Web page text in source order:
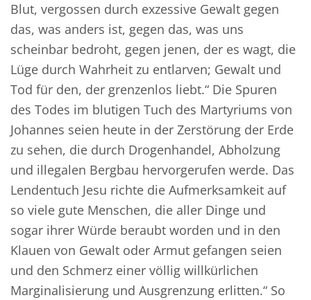
Blut, vergossen durch exzessive Gewalt gegen
das, was anders ist, gegen das, was uns
scheinbar bedroht, gegen jenen, der es wagt, die
Lüge durch Wahrheit zu entlarven; Gewalt und
Tod für den, der grenzenlos liebt.“ Die Spuren
des Todes im blutigen Tuch des Martyriums von
Johannes seien heute in der Zerstörung der Erde
zu sehen, die durch Drogenhandel, Abholzung
und illegalen Bergbau hervorgerufen werde. Das
Lendentuch Jesu richte die Aufmerksamkeit auf
so viele gute Menschen, die aller Dinge und
sogar ihrer Würde beraubt worden und in den
Klauen von Gewalt oder Armut gefangen seien
und den Schmerz einer völlig willkürlichen
Marginalisierung und Ausgrenzung erlitten.“ So